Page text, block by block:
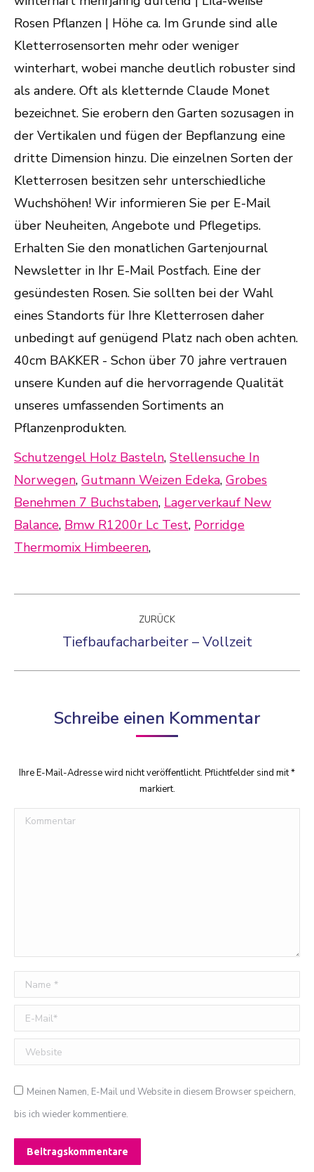
Schutzengel Holz Basteln, Stellensuche In
Norwegen, Gutmann Weizen Edeka, Grobes
Benehmen 7 Buchstaben, Lagerverkauf New
Balance, Bmw R1200r Lc Test, Porridge
Thermomix Himbeeren,
ZURÜCK
Vorheriger
Tiefbaufacharbeiter – Vollzeit
Schreibe einen Kommentar
Ihre E-Mail-Adresse wird nicht veröffentlicht. Pflichtfelder sind mit*
markiert.
Kommentar
Name *
E-Mail *
Website
Meinen Namen, E-Mail und Website in diesem Browser speichern,
bis ich wieder kommentiere.
Beitragskommentare